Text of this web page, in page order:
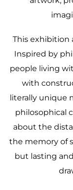
This exhibition
Inspired by
people living
with
literally unique
philosophical
about the
the memory of
but lasting